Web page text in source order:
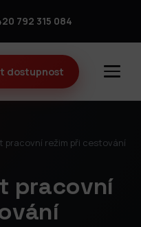
792 315 084
dostupnost
pracovní režim při cestování
pracovní